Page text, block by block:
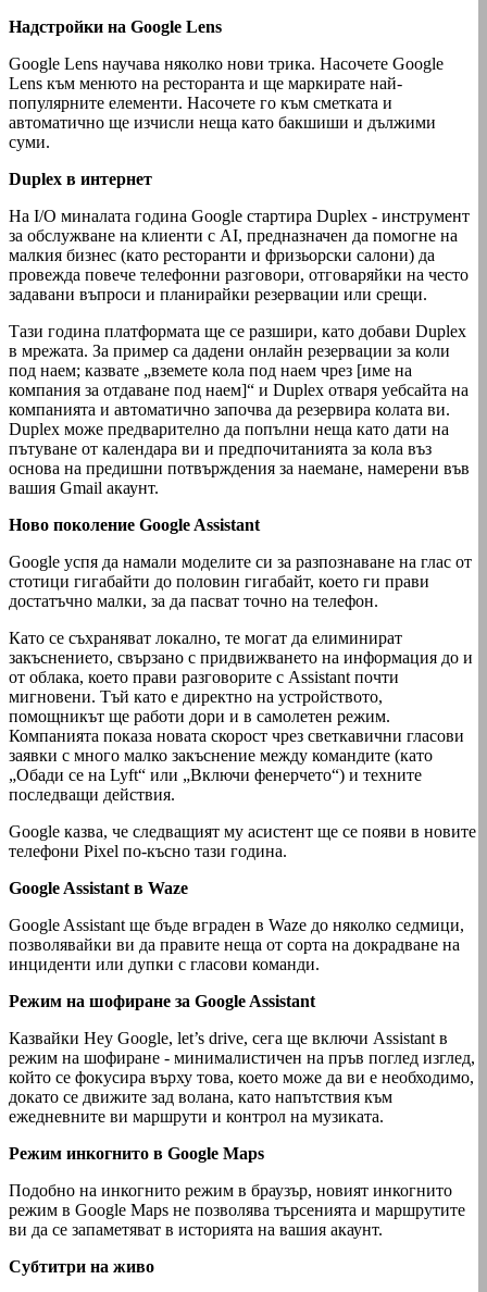
Надстройки на Google Lens
Google Lens научава няколко нови трика. Насочете Google
Lens към менюто на ресторанта и ще маркирате най-
популярните елементи. Насочете го към сметката и
автоматично ще изчисли неща като бакшиши и дължими
суми.
Duplex в интернет
На I/O миналата година Google стартира Duplex - инструмент
за обслужване на клиенти с AI, предназначен да помогне на
малкия бизнес (като ресторанти и фризьорски салони) да
провежда повече телефонни разговори, отговаряйки на често
задавани въпроси и планирайки резервации или срещи.
Тази година платформата ще се разшири, като добави Duplex
в мрежата. За пример са дадени онлайн резервации за коли
под наем; казвате „вземете кола под наем чрез [име на
компания за отдаване под наем]“ и Duplex отваря уебсайта на
компанията и автоматично започва да резервира колата ви.
Duplex може предварително да попълни неща като дати на
пътуване от календара ви и предпочитанията за кола въз
основа на предишни потвърждения за наемане, намерени във
вашия Gmail акаунт.
Ново поколение Google Assistant
Google успя да намали моделите си за разпознаване на глас от
стотици гигабайти до половин гигабайт, което ги прави
достатъчно малки, за да пасват точно на телефон.
Като се съхраняват локално, те могат да елиминират
закъснението, свързано с придвижването на информация до и
от облака, което прави разговорите с Assistant почти
мигновени. Тъй като е директно на устройството,
помощникът ще работи дори и в самолетен режим.
Компанията показа новата скорост чрез светкавични гласови
заявки с много малко закъснение между командите (като
„Обади се на Lyft“ или „Включи фенерчето“) и техните
последващи действия.
Google казва, че следващият му асистент ще се появи в новите
телефони Pixel по-късно тази година.
Google Assistant в Waze
Google Assistant ще бъде вграден в Waze до няколко седмици,
позволявайки ви да правите неща от сорта на докрадване на
инциденти или дупки с гласови команди.
Режим на шофиране за Google Assistant
Казвайки Hey Google, let’s drive, сега ще включи Assistant в
режим на шофиране - минималистичен на пръв поглед изглед,
който се фокусира върху това, което може да ви е необходимо,
докато се движите зад волана, като напътствия към
ежедневните ви маршрути и контрол на музиката.
Режим инкогнито в Google Maps
Подобно на инкогнито режим в браузър, новият инкогнито
режим в Google Maps не позволява търсенията и маршрутите
ви да се запаметяват в историята на вашия акаунт.
Субтитри на живо